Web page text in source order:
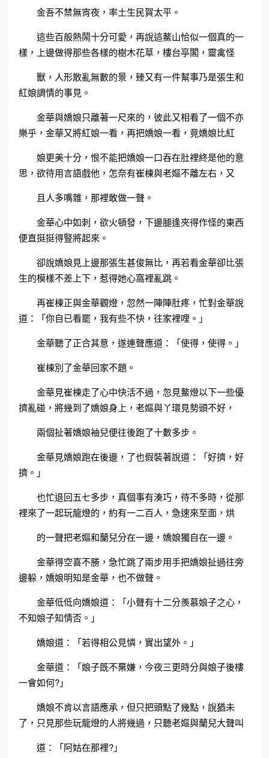
金吾不禁無宵夜，率土生民賀太平。
這些百般熱鬧十分可愛，再說這鰲山恰似一個真的一
樣，上邊做得那些各樣的樹木花草，樓台亭閣，靈禽怪
獸，人形散亂無數的景，臻又有一件幫事乃是張生和
紅娘調情的事見。
金華與嬌娘只離著一尺來的，彼此又相看了一個不亦
樂乎，金華又將紅娘一看，再把嬌娘一看，竟嬌娘比紅
娘更美十分，恨不能把嬌娘一口吞在肚裡終是他的意
思，欲待用言語戲他，怎奈有崔棟與老嫗不離左右，又
且人多嘴雜，那裡敢做一聲。
金華心中如刺，欲火頓發，下邊腿逢夾得作怪的東西
便直挺挺得豎將起來。
卻說嬌娘見上邊那張生甚俊無比，再若看金華卻比張
生的模樣不差上下，惹得她心窩裡亂跳。
再崔棟正與金華觀燈，忽然一陣陣肚疼，忙對金華說
道：「你自已看罷，我有些不快，往家裡哩。」
金華聽了正合其意，遂連聲應道：「使得，使得。」
崔棟別了金華回家不題。
金華見崔棟走了心中快活不過，忽見鰲燈以下一些優
擠亂碰，將幾到了嬌娘身上，老嫗與丫環見勢頭不好，
兩個扯著嬌娘袖兒便往後跑了十數多步。
金華見嬌娘跑在後邊，了也假裝著說道：「好擠，好
擠。」
也忙退回五七多步，真個事有湊巧，待不多時，從那
裡來了一起玩龍燈的，約有一二百人，急速來至面，烘
的一聲把老嫗和蘭兒分在一邊，嬌娘獨自在一邊。
金華得空喜不勝，急忙跳了兩步用手把嬌娘扯過往旁
邊躲，嬌娘明知是金華，也不做聲。
金華低低向嬌娘道：「小聲有十二分羨慕娘子之心，
不知娘子知情否。」
嬌娘道：「若得相公見憐，實出望外。」
金華道：「娘子既不棄嫌，今夜三更時分與娘子後樓
一會如何?」
嬌娘不肯以言語應承，但只把頭點了幾點，說猶未
了，只見那些玩龍燈的人將幾過，只聽老嫗與蘭兒大聲叫
道：「阿姑在那裡?」